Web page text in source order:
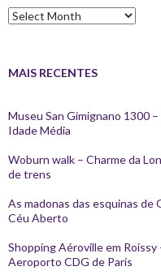
Arquivos
MAIS RECENTES
Museu San Gimignano 1300
Idade Média
Woburn walk – Charme da
de trens
As madonas das esquinas de
Céu Aberto
Shopping Aéroville em
Aeroporto CDG de Paris